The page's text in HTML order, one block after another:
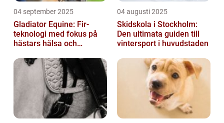
04 september 2025
Gladiator Equine: Fir-
teknologi med fokus på
hästars hälsa och
04 augusti 2025
Skidskola i Stockholm:
Den ultimata guiden till
vintersport i huvudstaden